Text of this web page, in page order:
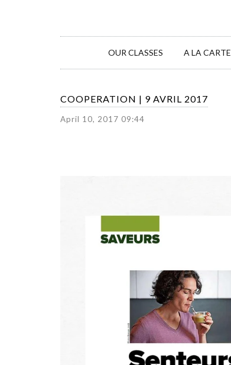
OUR CLASSES A LA CARTE
COOPERATION | 9 AVRIL 2017
April 10, 2017 09:44